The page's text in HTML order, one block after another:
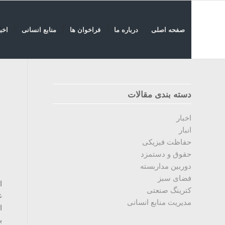
صفحه اصلی درباره ما فراخوان ها منابع انسانی
دسته بندی مقالات
اخبار
انبار
حفاظت فیزیکی
حقوق و دستمزد
دوربین مداربسته
فضای سبز
کترینگ صنعتی
مدیریت منابع انسانی